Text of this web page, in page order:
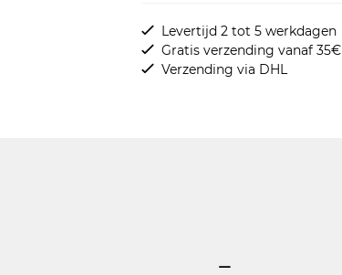
Levertijd 2 tot 5 werkdagen
Gratis verzending vanaf 35€
Verzending via DHL